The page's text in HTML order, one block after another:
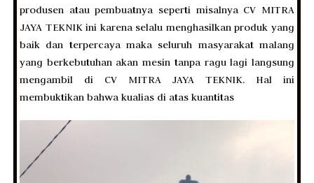
produsen atau pembuatnya seperti misalnya CV MITRA
JAYA TEKNIK ini karena selalu menghasilkan produk yang
baik dan terpercaya maka seluruh masyarakat malang
yang berkebutuhan akan mesin tanpa ragu lagi langsung
mengambil di CV MITRA JAYA TEKNIK. Hal ini
membuktikan bahwa kualias di atas kuantitas